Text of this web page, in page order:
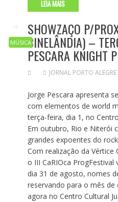
LEIA MAIS
MÚSICA
SHOWZAÇO P/
CINELÂNDIA) –
PESCARA KNIGHT
JORNAL PORTO ALEGRE
Jorge Pescara apresenta
com elementos de world
terça-feira, dia 1, no
Em outubro, Rio e Niterói
grandes expoentes do
Com realização da Vértice
o III CaRIOca
dia 31 de agosto, nomes
reservando para o mês
agora no Centro Cultural